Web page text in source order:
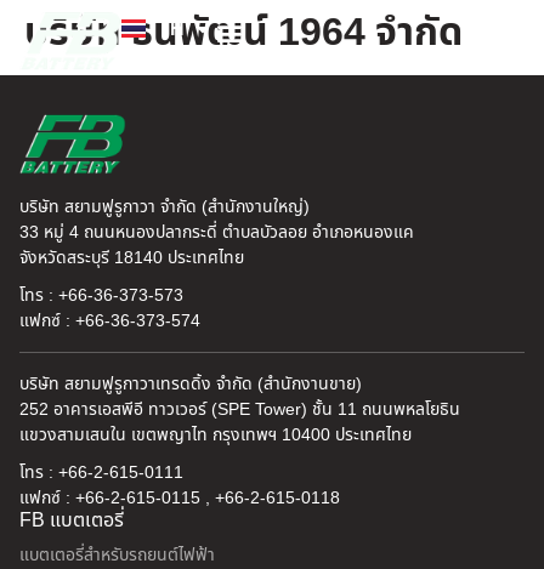
TH
EN
บริษัท ธนพัฒน์ 1964 จำกัด
บริษัท สยามฟูรูกาวา จำกัด (สำนักงานใหญ่)
33 หมู่ 4 ถนนหนองปลากระดี่ ตำบลบัวลอย อำเภอหนองแค
จังหวัดสระบุรี 18140 ประเทศไทย
โทร : +66-36-373-573
แฟกซ์ : +66-36-373-574
บริษัท สยามฟูรูกาวาเทรดดิ้ง จำกัด (สำนักงานขาย)
252 อาคารเอสพีอี ทาวเวอร์ (SPE Tower) ชั้น 11 ถนนพหลโยธิน
แขวงสามเสนใน เขตพญาไท กรุงเทพฯ 10400 ประเทศไทย
โทร : +66-2-615-0111
แฟกซ์ : +66-2-615-0115 , +66-2-615-0118
FB แบตเตอรี่
แบตเตอรี่สำหรับรถยนต์ไฟฟ้า